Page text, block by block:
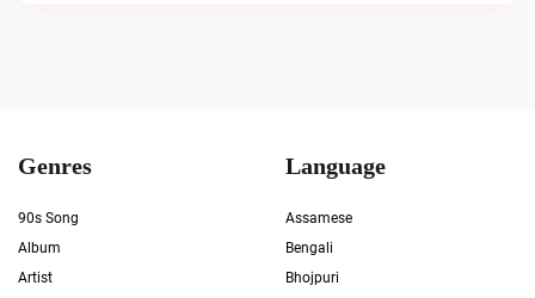
Genres
90s Song
Album
Artist
Language
Assamese
Bengali
Bhojpuri